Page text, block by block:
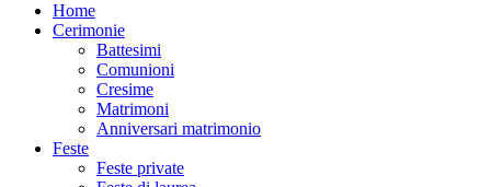
Home
Cerimonie
Battesimi
Comunioni
Cresime
Matrimoni
Anniversari matrimonio
Feste
Feste private